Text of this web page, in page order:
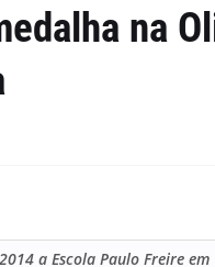
na
a Escola Paulo Freire